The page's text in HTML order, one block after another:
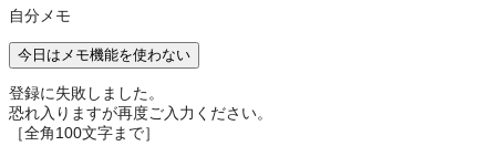
自分メモ
今日はメモ機能を使わない
登録に失敗しました。
恐れ入りますが再度ご入力ください。
［全角100文字まで］